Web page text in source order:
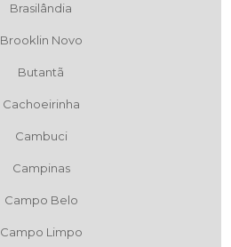
Brasilândia
Brooklin Novo
Butantã
Cachoeirinha
Cambuci
Campinas
Campo Belo
Campo Limpo